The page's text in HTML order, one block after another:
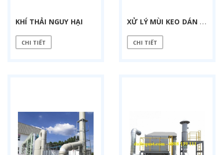
KHÍ THẢI NGUY HẠI
CHI TIẾT
X
Ử LÝ MÙI KEO DÁN GỖ VÁN ÉP
CHI TIẾT